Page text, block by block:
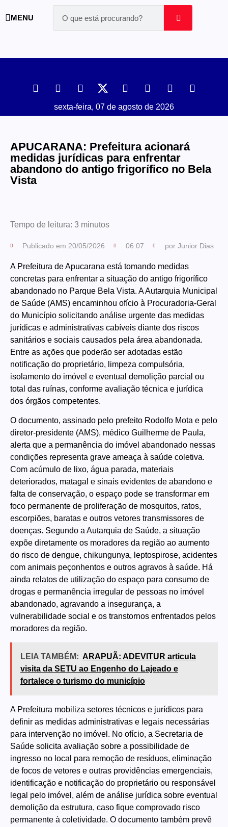
MENU
sexta-feira, 07 de agosto de 2026
APUCARANA: Prefeitura acionará
medidas jurídicas para enfrentar
abandono do antigo frigorífico no Bela
Vista
Tempo de leitura: 3 minutos
Publicado em 20/05/2026 06:07 por Junior Dias
A Prefeitura de Apucarana está tomando medidas
concretas para enfrentar a situação do antigo frigorífico
abandonado no Parque Bela Vista. A Autarquia Municipal
de Saúde (AMS) encaminhou ofício à Procuradoria-Geral
do Município solicitando análise urgente das medidas
jurídicas e administrativas cabíveis diante dos riscos
sanitários e sociais causados pela área abandonada.
Entre as ações que poderão ser adotadas estão
notificação do proprietário, limpeza compulsória,
isolamento do imóvel e eventual demolição parcial ou
total das ruínas, conforme avaliação técnica e jurídica
dos órgãos competentes.
O documento, assinado pelo prefeito Rodolfo Mota e pelo
diretor-presidente (AMS), médico Guilherme de Paula,
alerta que a permanência do imóvel abandonado nessas
condições representa grave ameaça à saúde coletiva.
Com acúmulo de lixo, água parada, materiais
deteriorados, matagal e sinais evidentes de abandono e
falta de conservação, o espaço pode se transformar em
foco permanente de proliferação de mosquitos, ratos,
escorpiões, baratas e outros vetores transmissores de
doenças. Segundo a Autarquia de Saúde, a situação
expõe diretamente os moradores da região ao aumento
do risco de dengue, chikungunya, leptospirose, acidentes
com animais peçonhentos e outros agravos à saúde. Há
ainda relatos de utilização do espaço para consumo de
drogas e permanência irregular de pessoas no imóvel
abandonado, agravando a insegurança, a
vulnerabilidade social e os transtornos enfrentados pelos
moradores da região.
LEIA TAMBÉM: ARAPUÃ: ADEVITUR articula
visita da SETU ao Engenho do Lajeado e
fortalece o turismo do município
A Prefeitura mobiliza setores técnicos e jurídicos para
definir as medidas administrativas e legais necessárias
para intervenção no imóvel. No ofício, a Secretaria de
Saúde solicita avaliação sobre a possibilidade de
ingresso no local para remoção de resíduos, eliminação
de focos de vetores e outras providências emergenciais,
identificação e notificação do proprietário ou responsável
legal pelo imóvel, além de análise jurídica sobre eventual
demolição da estrutura, caso fique comprovado risco
permanente à coletividade. O documento também prevê